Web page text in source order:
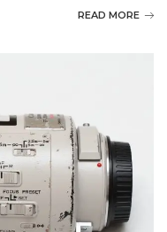
READ MORE